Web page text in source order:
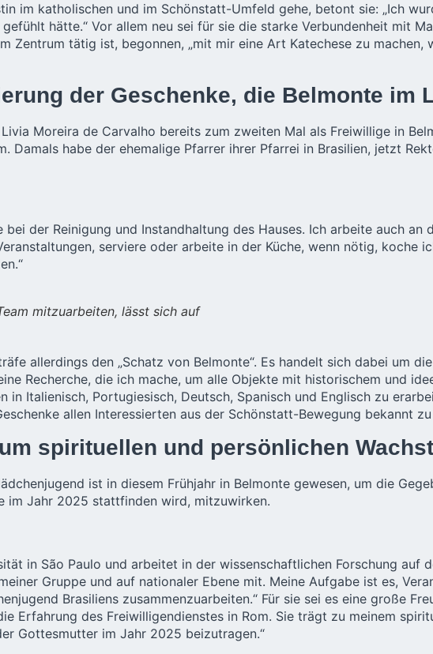
im katholischen und im Schönstatt-Umfeld gehe, betont sie: „Ich
hätte.“ Vor allem neu sei für sie die starke Verbundenheit mit
Zentrum tätig ist, begonnen, „mit mir eine Art Katechese zu
der Geschenke, die Belmonte im
Moreira de Carvalho bereits zum zweiten Mal als Freiwillige in
Damals habe der ehemalige Pfarrer ihrer Pfarrei in Brasilien, jetzt
der Reinigung und Instandhaltung des Hauses. Ich arbeite auch
serviere oder arbeite in der Küche, wenn nötig, koche
mitzuarbeiten, lässt sich auf
allerdings den „Schatz von Belmonte“. Es handelt sich dabei um
Recherche, die ich mache, um alle Objekte mit historischem und
in Italienisch, Portugiesisch, Deutsch, Spanisch und Englisch zu
allen Interessierten aus der Schönstatt-Bewegung bekannt zu
spirituellen und persönlichen
ist in diesem Frühjahr in Belmonte gewesen, um die
im Jahr 2025 stattfinden wird, mitzuwirken.
in São Paulo und arbeitet in der wissenschaftlichen Forschung auf
Gruppe und auf nationaler Ebene mit. Meine Aufgabe ist es,
Brasiliens zusammenzuarbeiten.“ Für sie sei es eine große
Erfahrung des Freiwilligendienstes in Rom. Sie trägt zu meinem
Gottesmutter im Jahr 2025 beizutragen.“